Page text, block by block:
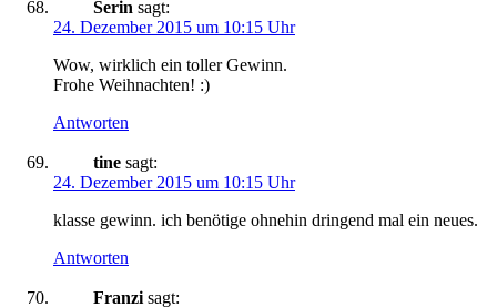
Serin sagt:
24. Dezember 2015 um 10:15 Uhr
Wow, wirklich ein toller Gewinn.
Frohe Weihnachten! :)
Antworten
tine sagt:
24. Dezember 2015 um 10:15 Uhr
klasse gewinn. ich benötige ohnehin dringend mal ein neues.
Antworten
Franzi sagt: